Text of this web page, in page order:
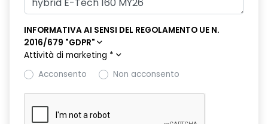
filtro antipolline
flying consolle
freno di stazionamento elettrico con funzione Auto-Hold
illuminazione interna a LED anteriore e posteriore
INFORMATIVA AI SENSI DEL REGOLAMENTO UE N.
2016/679 "GDPR"
Attività di marketing *
Acconsento
Non acconsento